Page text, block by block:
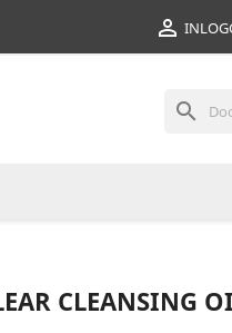

search
CLEANSING